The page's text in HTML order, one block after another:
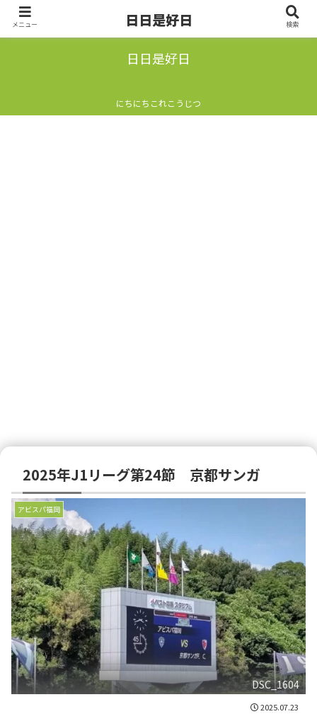
日日是好日
にちにちこれこうじつ
2025年J1リーグ第24節 京都サンガ
アビスパ福岡
DSC_1604
2025.07.23
メニュー 日日是好日 検索